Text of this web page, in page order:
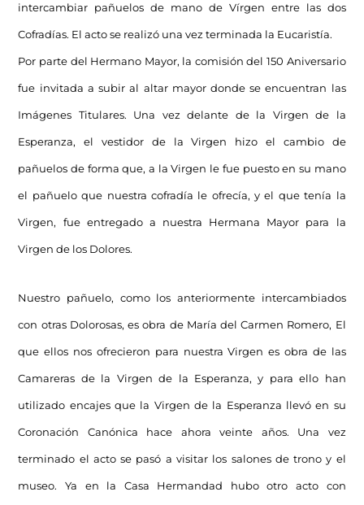
intercambiar pañuelos de mano de Vírgen entre las dos
Cofradías. El acto se realizó una vez terminada la Eucaristía.
Por parte del Hermano Mayor, la comisión del 150 Aniversario
fue invitada a subir al altar mayor donde se encuentran las
Imágenes Titulares. Una vez delante de la Virgen de la
Esperanza, el vestidor de la Virgen hizo el cambio de
pañuelos de forma que, a la Virgen le fue puesto en su mano
el pañuelo que nuestra cofradía le ofrecía, y el que tenía la
Virgen, fue entregado a nuestra Hermana Mayor para la
Virgen de los Dolores.
Nuestro pañuelo, como los anteriormente intercambiados
con otras Dolorosas, es obra de María del Carmen Romero, El
que ellos nos ofrecieron para nuestra Virgen es obra de las
Camareras de la Virgen de la Esperanza, y para ello han
utilizado encajes que la Virgen de la Esperanza llevó en su
Coronación Canónica hace ahora veinte años. Una vez
terminado el acto se pasó a visitar los salones de trono y el
museo. Ya en la Casa Hermandad hubo otro acto con